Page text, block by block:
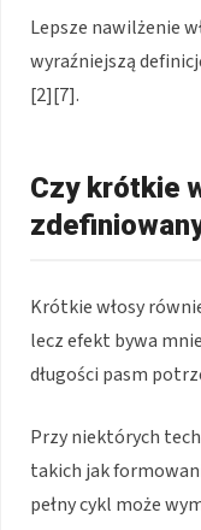
Lepsze nawilżenie
wyraźniejszą
[2][7].
Czy krótkie
Krótkie włosy
lecz efekt bywa
długości pasm
Przy niektórych
takich jak
pełny cykl może